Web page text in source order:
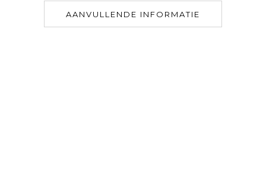
AANVULLENDE INFORMATIE